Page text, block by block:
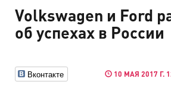
Volkswagen и Ford
об успехах в России
Вконтакте 10 МАЯ 2017 Г.